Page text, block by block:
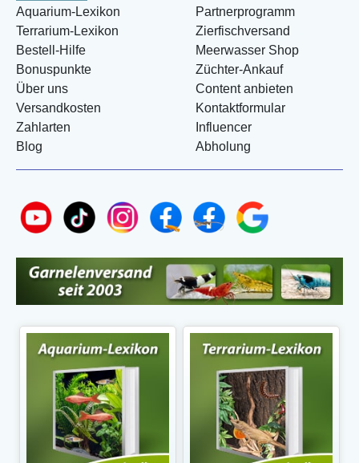
Aquarium-Lexikon
Terrarium-Lexikon
Bestell-Hilfe
Bonuspunkte
Über uns
Versandkosten
Zahlarten
Blog
Partnerprogramm
Zierfischversand
Meerwasser Shop
Züchter-Ankauf
Content anbieten
Kontaktformular
Influencer
Abholung